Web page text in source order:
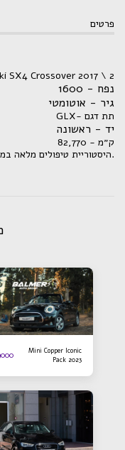
פרטים
SX4 Crossover 2017 \ 2
נפח - 1600
גיר - אוטומטי
תת דגם -GLX
יד - ראשונה
ק״מ - 82,770
.היסטוריית טיפולים מלאה
Mini Copper Iconic
Pack 2023